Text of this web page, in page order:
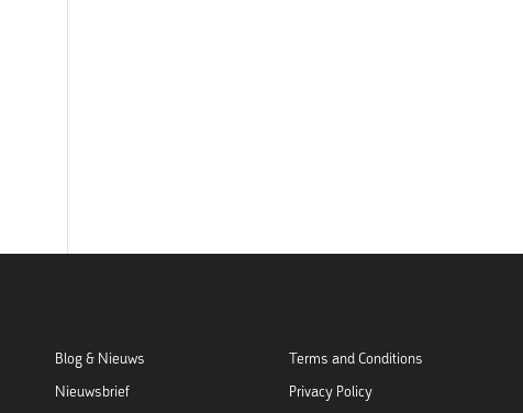
Blog & Nieuws
Nieuwsbrief
Terms and Conditions
Privacy Policy